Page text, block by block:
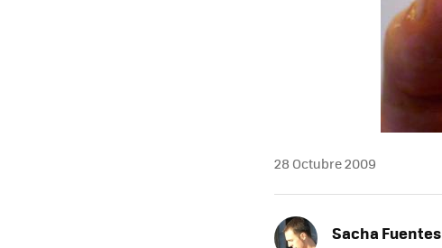
28 Octubre 2009
Sacha Fuentes